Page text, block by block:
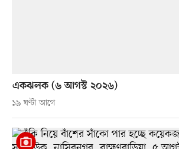
একঝলক (৬ আগস্ট ২০২৬)
১৯ ঘণ্টা আগে